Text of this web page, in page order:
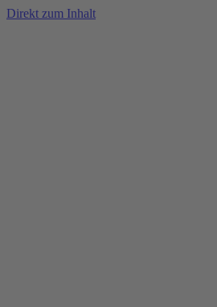
Direkt zum Inhalt